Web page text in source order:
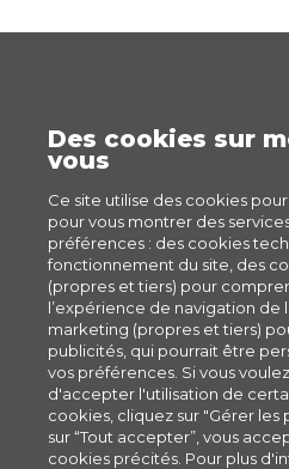
Des cookies sur
vous
Ce site utilise des cookies
pour vous montrer des
préférences : des cookies
fonctionnement du site, des
(propres et tiers) pour
l’expérience de navigation de
marketing (propres et tiers)
publicités, qui pourrait être
vos préférences. Si vous
d'accepter l'utilisation de
cookies, cliquez sur "Gérer les
sur “Tout accepter”, vous
cookies précités. Pour plus